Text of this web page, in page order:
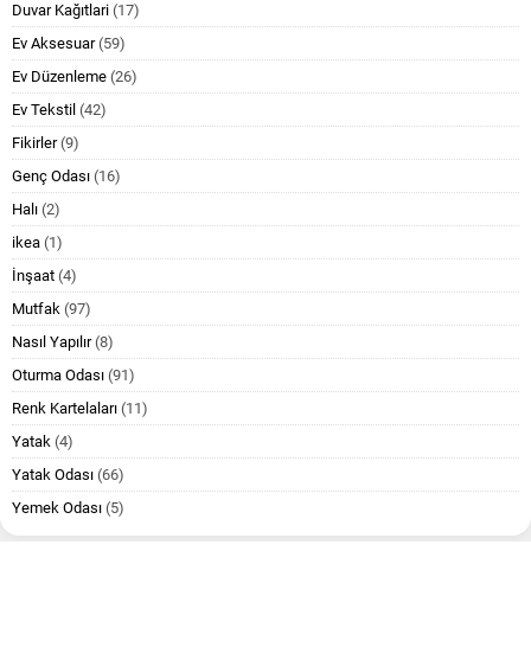
Duvar Kağıtlari (17)
Ev Aksesuar(59)
Ev Düzenleme (26)
Ev Tekstil (42)
Fikirler(9)
Genç Odası (16)
Halı (2)
ikea (1)
İnşaat (4)
Mutfak (97)
Nasıl Yapılır(8)
Oturma Odası (91)
Renk Kartelaları (11)
Yatak (4)
Yatak Odası (66)
Yemek Odası (5)